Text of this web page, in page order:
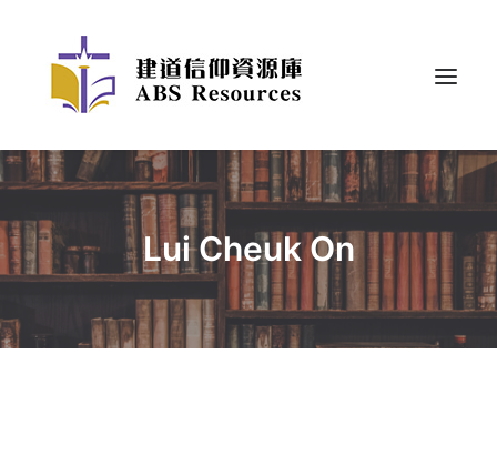
Lui Cheuk On